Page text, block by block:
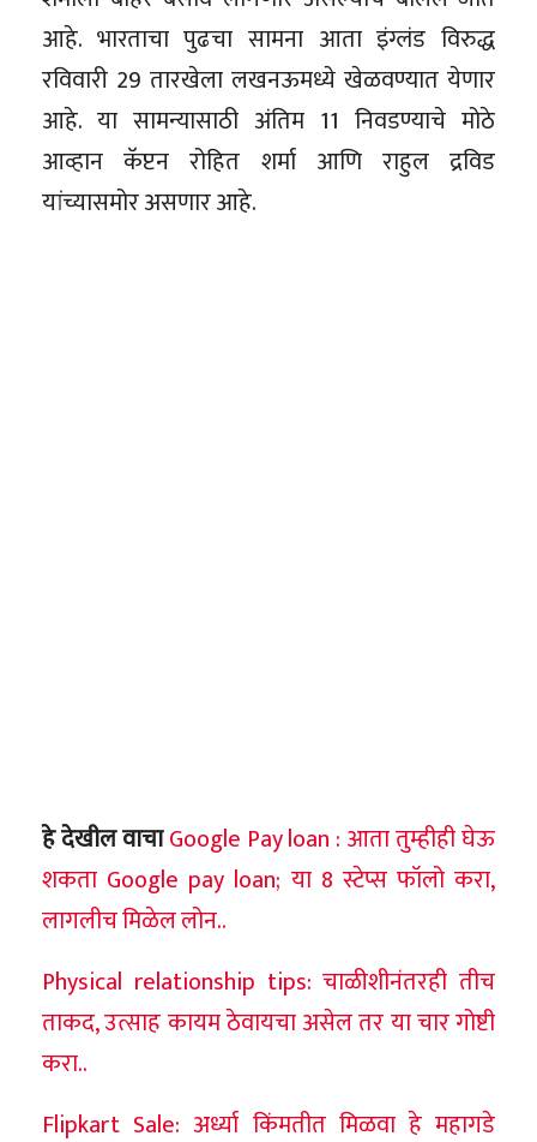
आहे. भारताचा पुढचा सामना आता इंग्लंड विरुद्ध
रविवारी 29 तारखेला लखनऊमध्ये खेळवण्यात येणार
आहे. या सामन्यासाठी अंतिम 11 निवडण्याचे मोठे
आव्हान कॅप्टन रोहित शर्मा आणि राहुल द्रविड
यांच्यासमोर असणार आहे.
हे देखील वाचाGoogle Pay loan : आता तुम्हीही घेऊ
शकता Google pay loan; या 8 स्टेप्स फॉलो करा,
लागलीच मिळेल लोन..
Physical relationship tips: चाळीशीनंतरही तीच
ताकद, उत्साह कायम ठेवायचा असेल तर या चार गोष्टी
करा..
Flipkart Sale: अर्ध्या किंमतीत मिळवा हे महागडे